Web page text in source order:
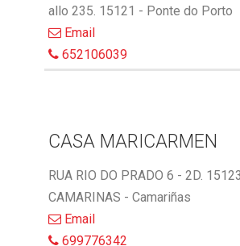
allo 235. 15121 - Ponte do Porto
Email
652106039
CASA MARICARMEN
RUA RIO DO PRADO 6 - 2D. 15123
CAMARINAS - Camariñas
Email
699776342